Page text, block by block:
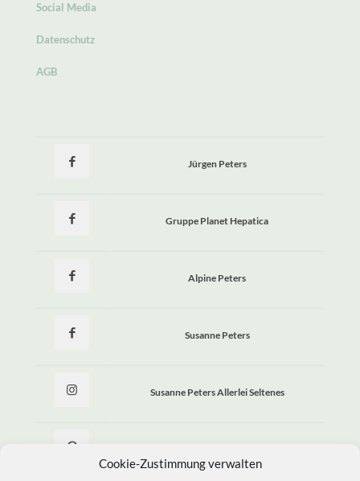
Cookie-Zustimmung verwalten
Social Media
Datenschutz
AGB
Jürgen Peters
Gruppe Planet Hepatica
Alpine Peters
Susanne Peters
Susanne Peters Allerlei Seltenes